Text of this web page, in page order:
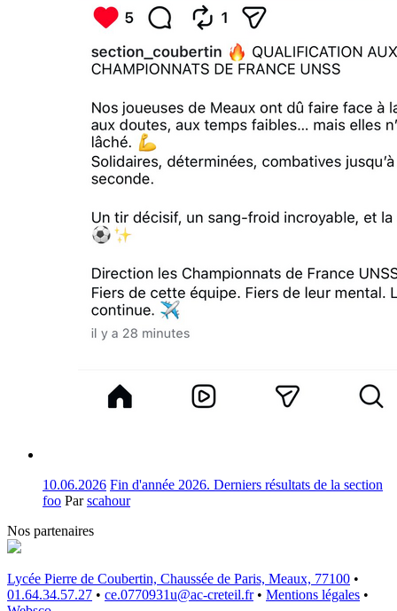
10.06.2026 Fin d'année 2026. Derniers résultats de la section
foo Parscahour
Nos partenaires
Lycée Pierre de Coubertin, Chaussée de Paris, Meaux, 77100 •
01.64.34.57.27 • ce.0770931u@ac-creteil.fr • Mentions légales •